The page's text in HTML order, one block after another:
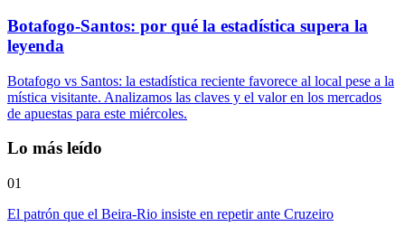
Botafogo-Santos: por qué la estadística supera la
leyenda
Botafogo vs Santos: la estadística reciente favorece al local pese a la
mística visitante. Analizamos las claves y el valor en los mercados
de apuestas para este miércoles.
Lo más leído
01
El patrón que el Beira-Rio insiste en repetir ante Cruzeiro